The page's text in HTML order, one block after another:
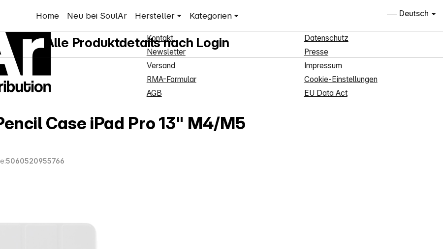
Deutsch
Home Neu bei SoulAr Hersteller Kategorien
Alle Produktdetails nach Login
Case iPad Pro 13" M4/M5
5060520955766
Kontakt
Newsletter
Versand
RMA-Formular
AGB
Datenschutz
Presse
Impressum
Cookie-Einstellungen
EU Data Act